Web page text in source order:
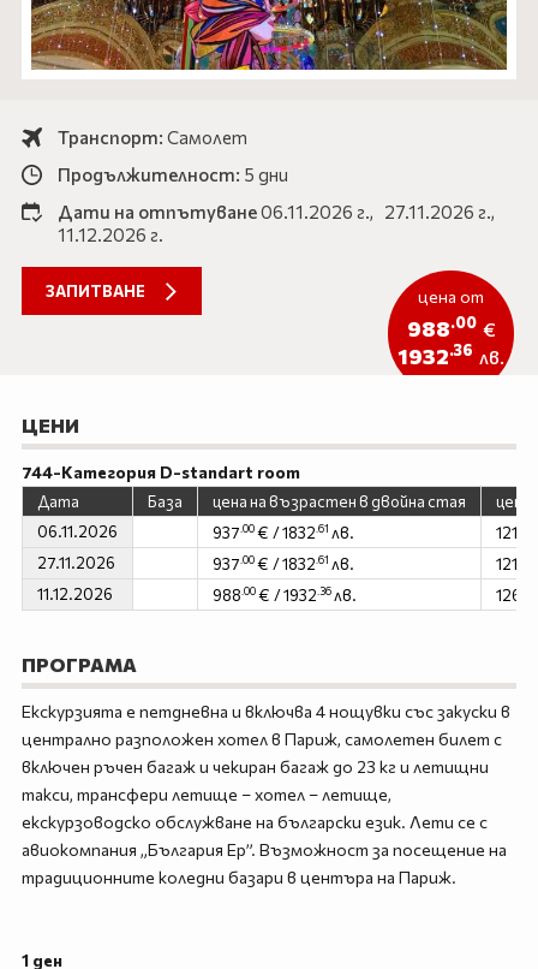
Айвалък
Кушадасъ
Бодрум
Анталия
ЕКЗОТИКА
САМОЛЕТНИ ПРОГРАМИ
ОЩЕ
Документи
Новини
Подаръчен ваучер
Автобуси под наем
Подарък ваучер
0888 200 860
ПОСЛЕДВАЙТЕ НИ
Транспорт: Самолет
Продължителност: 5 дни
Дати на отпътуване06.11.2026 г., 27.11.2026 г.,
11.12.2026 г.
ЗАПИТВАНЕ цена от
988.00 €
1932.36 лв.
ЦЕНИ
744-Категория D-standart room
Дата База цена на възрастен в двойна стая
цена
06.11.2026
937 .00€ / 1832 .61 лв. 1218
27.11.2026 937 .00€ / 1832 .61 лв. 1218
11.12.2026 988 .00€ / 1932 .36лв. 1269
ПРОГРАМА
Екскурзията е петдневна и включва 4 нощувки със закуски в
централно разположен хотел в Париж, самолетен билет с
включен ръчен багаж и чекиран багаж до 23 кг и летищни
такси, трансфери летище – хотел – летище,
екскурзоводско обслужване на български език. Лети се с
авиокомпания „България Ер”. Възможност за посещение на
традиционните коледни базари в центъра на Париж.
1 ден